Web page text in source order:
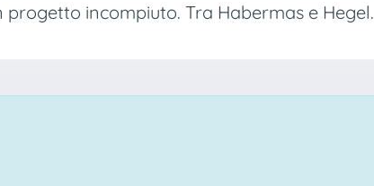
incompiuto. Tra Habermas e Hegel.